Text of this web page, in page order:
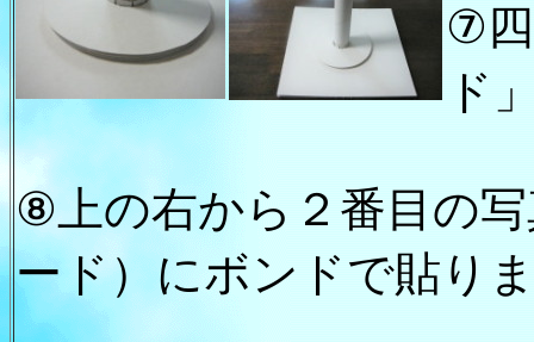
⑦四
ド
⑧上の右から２番目の
ード）にボンドで貼り